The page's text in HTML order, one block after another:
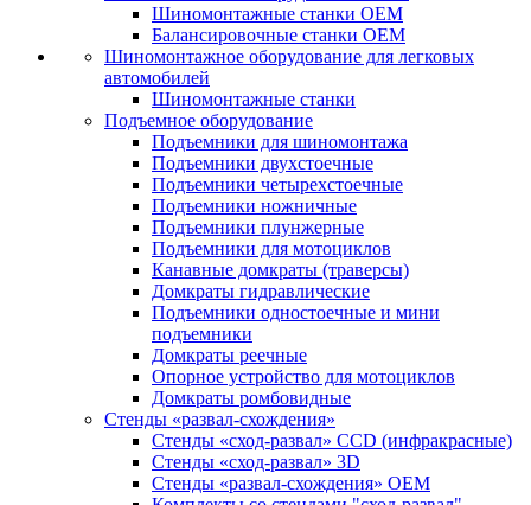
Шиномонтажные станки ОЕМ
Балансировочные станки ОЕМ
Шиномонтажное оборудование для легковых
автомобилей
Шиномонтажные станки
Подъемное оборудование
Подъемники для шиномонтажа
Подъемники двухстоечные
Подъемники четырехстоечные
Подъемники ножничные
Подъемники плунжерные
Подъемники для мотоциклов
Канавные домкраты (траверсы)
Домкраты гидравлические
Подъемники одностоечные и мини
подъемники
Домкраты реечные
Опорное устройство для мотоциклов
Домкраты ромбовидные
Стенды «развал-схождения»
Стенды «сход-развал» CCD (инфракрасные)
Стенды «сход-развал» 3D
Стенды «развал-схождения» ОЕМ